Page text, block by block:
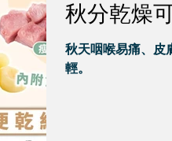
秋分乾燥
秋天咽喉易痛、皮
輕。